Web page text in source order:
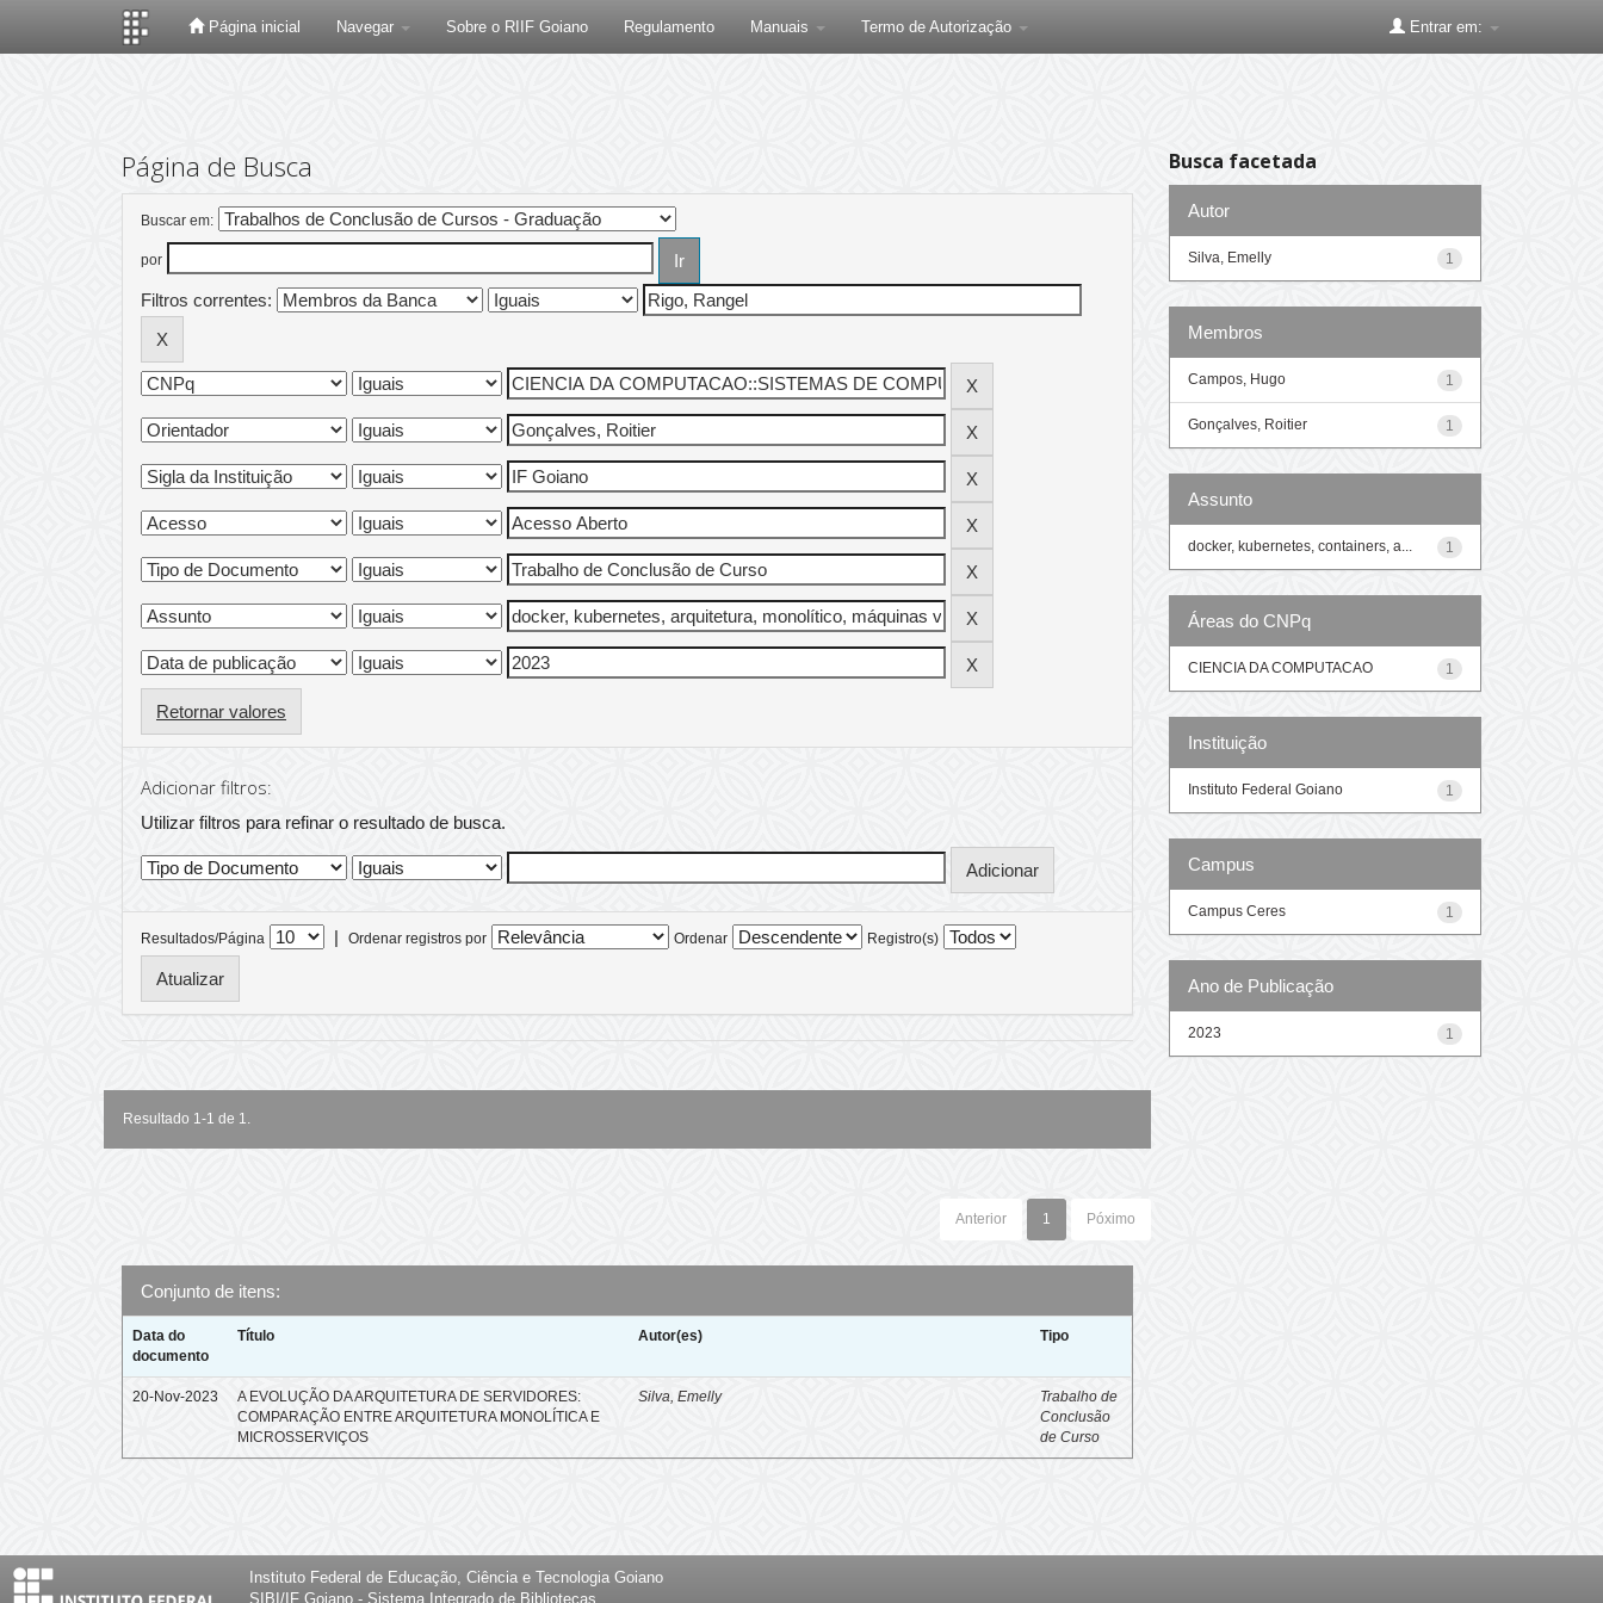
Página inicial Navegar Sobre o RIIF Goiano Regulamento Manuais Termo de Autorização Entrar em:
Página de Busca
Buscar em:
por
Filtros correntes:
Retornar valores
Adicionar filtros:
Utilizar filtros para refinar o resultado de busca.
Resultados/Página | Ordenar registros por Ordenar Registro(s)
Resultado 1-1 de 1.
Anterior 1 Póximo
Conjunto de itens:
Data do
documento
Título Autor(es) Tipo
20-Nov-2023
A EVOLUÇÃO DA ARQUITETURA DE SERVIDORES:
COMPARAÇÃO ENTRE ARQUITETURA MONOLÍTICA E
MICROSSERVIÇOS
Silva, Emelly
Trabalho de
Conclusão
de Curso
Busca facetada
Autor
1
Silva, Emelly
Membros
1
Campos, Hugo
1
Gonçalves, Roitier
Assunto
1
docker, kubernetes, containers, a...
Áreas do CNPq
1
CIENCIA DA COMPUTACAO
Instituição
1
Instituto Federal Goiano
Campus
1
Campus Ceres
Ano de Publicação
1
2023
Instituto Federal de Educação, Ciência e Tecnologia Goiano
SIBI/IF Goiano - Sistema Integrado de Bibliotecas